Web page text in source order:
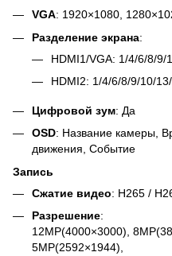
VGA: 1920×1080,
Разделение экрана:
HDMI1/VGA: 1/4/6/8/9/
HDMI2: 1/4/6/8/9/10/
Цифровой зум: Да
OSD: Название камеры,
движения, Событие
Запись
Сжатие видео: H265 /
Разрешение:
12MP(4000×3000),
5MP(2592×1944),